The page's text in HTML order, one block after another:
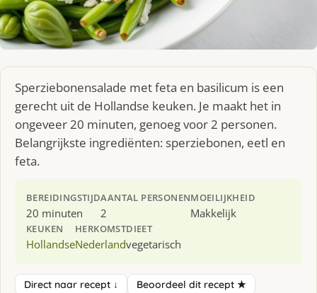
Sperziebonensalade met feta en basilicum is een
gerecht uit de Hollandse keuken. Je maakt het in
ongeveer 20 minuten, genoeg voor 2 personen.
Belangrijkste ingrediënten: sperziebonen, eetl en
feta.
BEREIDINGSTIJD
20 minuten
AANTAL PERSONEN
2
MOEILIJKHEID
Makkelijk
KEUKEN
Hollandse
HERKOMST
Nederland
DIEET
vegetarisch
Direct naar recept ↓ Beoordeel dit recept ★